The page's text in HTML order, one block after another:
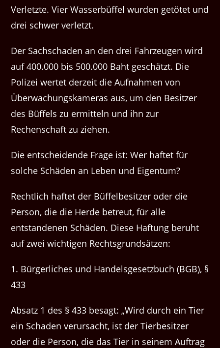
Verletzte. Vier Wasserbüffel wurden getötet und
drei schwer verletzt.
Der Sachschaden an den drei Fahrzeugen wird
auf 400.000 bis 500.000 Baht geschätzt. Die
Polizei wertet derzeit die Aufnahmen von
Überwachungskameras aus, um den Besitzer
des Büffels zu ermitteln und ihn zur
Rechenschaft zu ziehen.
Die entscheidende Frage ist: Wer haftet für
solche Schäden an Leben und Eigentum?
Rechtlich haftet der Büffelbesitzer oder die
Person, die die Herde betreut, für alle
entstandenen Schäden. Diese Haftung beruht
auf zwei wichtigen Rechtsgrundsätzen:
1. Bürgerliches und Handelsgesetzbuch (BGB), §
433
Absatz 1 des § 433 besagt: „Wird durch ein Tier
ein Schaden verursacht, ist der Tierbesitzer
oder die Person, die das Tier in seinem Auftrag